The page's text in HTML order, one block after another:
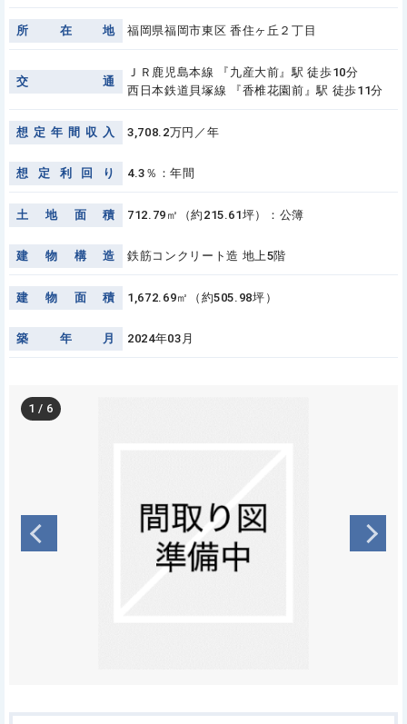
所 在 地 福岡県福岡市東区 香住ヶ丘２丁目
交 通
ＪＲ鹿児島本線 『九産大前』駅 徒歩10分
西日本鉄道貝塚線 『香椎花園前』駅 徒歩11分
想 定 年 間 収 入 3,708.2万円／年
想 定 利 回 り 4.3％：年間
土 地 面 積 712.79㎡（約215.61坪）：公簿
建 物 構 造 鉄筋コンクリート造 地上5階
建 物 面 積 1,672.69㎡（約505.98坪）
築 年 月 2024年03月
1 / 6